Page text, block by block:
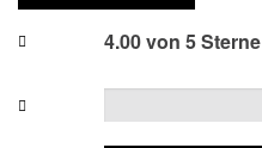
4.00 von 5 Sterne